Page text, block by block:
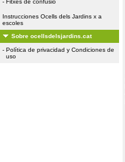
- Fitxes de confusió
Instrucciones Ocells dels Jardins x a
escoles
Sobre ocellsdelsjardins.cat
- Política de privacidad y Condiciones de
uso